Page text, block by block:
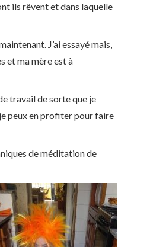
ils rêvent et dans laquelle
J’ai essayé mais,
et ma mère est à
travail de sorte que je
peux en profiter pour faire
de méditation de